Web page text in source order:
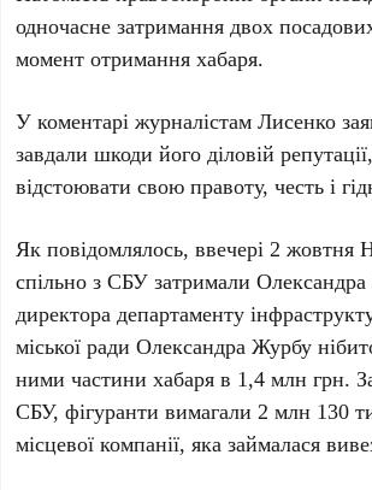
одночасне затримання двох
момент отримання хабаря.
У коментарі журналістам Лисенко
завдали шкоди його діловій
відстоювати свою правоту, честь і
Як повідомлялось, ввечері 2
спільно з СБУ затримали
директора департаменту
міської ради Олександра Журбу
ними частини хабаря в 1,4 млн грн.
СБУ, фігуранти вимагали 2 млн 130
місцевої компанії, яка займалася